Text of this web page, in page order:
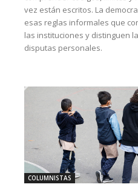
vez están escritos. La
esas reglas informales que
las instituciones y distinguen
disputas personales.
COLUMNISTAS